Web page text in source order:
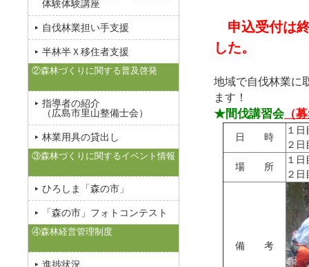
申込受付は
した。
地域で自伐林業に
ます！
★間伐講習会 （
日 時
１
２
場 所
１
２
備 考
体験体験講座
自伐林業担い手支援
半林半Ｘ移住者支援
②森林づくりに関する普及啓発
指導者の紹介
（広島市里山整備士会）
林業用具の貸出し
③森林づくりに関するイベント情報
ひろしま「森の市」
「森の市」フォトコンテスト
④森林経営管理制度
進捗状況